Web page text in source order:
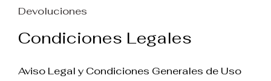
Devoluciones
Condiciones Legales
Aviso Legal y Condiciones Generales de Uso